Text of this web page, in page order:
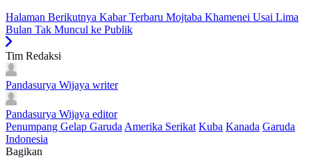
Halaman Berikutnya Kabar Terbaru Mojtaba Khamenei Usai Lima
Bulan Tak Muncul ke Publik
Tim Redaksi
Pandasurya Wijaya writer
Pandasurya Wijaya editor
Penumpang Gelap Garuda Amerika Serikat Kuba Kanada Garuda
Indonesia
Bagikan